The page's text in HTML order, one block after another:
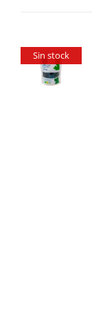
Sin stock